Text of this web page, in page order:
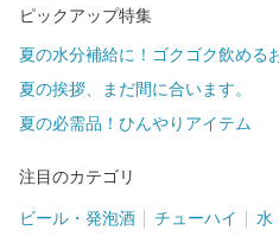
ピックアップ特集
夏の水分補給に！ゴクゴク飲める
夏の挨拶、まだ間に合います。
夏の必需品！ひんやりアイテム
注目のカテゴリ
ビール・発泡酒 チューハイ 水